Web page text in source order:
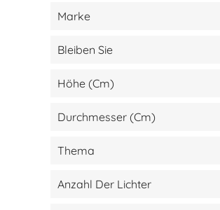
Marke
Bleiben Sie
Höhe (cm)
Durchmesser (cm)
Thema
Anzahl Der Lichter